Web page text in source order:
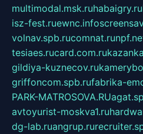
multimodal.msk.ruhabaigry.ru
isz-fest.ruewnc.info
volnav.spb.rucomnat.ru
tesiaes.rucard.com.ru
gildiya-kuznecov.ru
griffoncom.spb.rufabrika-
PARK-MATROSOVA.RU
avtoyurist-moskva1.ru
dg-lab.ruangrup.ru